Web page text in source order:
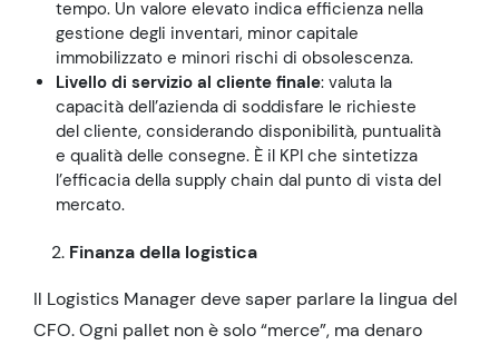
tempo. Un valore elevato indica efficienza nella
gestione degli inventari, minor capitale
immobilizzato e minori rischi di obsolescenza.
Livello di servizio al cliente finale: valuta la
capacità dell’azienda di soddisfare le richieste
del cliente, considerando disponibilità, puntualità
e qualità delle consegne. È il KPI che sintetizza
l’efficacia della supply chain dal punto di vista del
mercato.
Finanza della logistica
Il Logistics Manager deve saper parlare la lingua del
CFO. Ogni pallet non è solo “merce”, ma denaro